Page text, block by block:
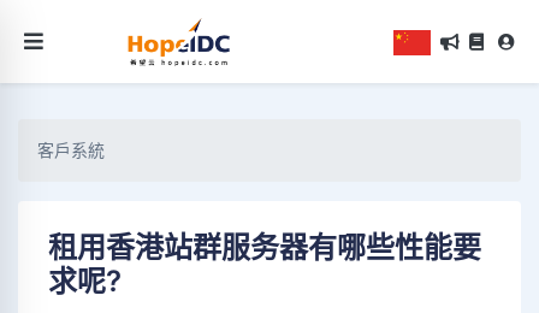
客戶系統
租用香港站群服务器有哪些性能要
求呢?